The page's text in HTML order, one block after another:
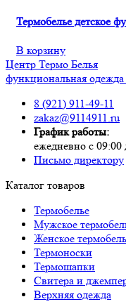
Термобелье детское
В корзину
Центр Термо Белья
функциональная одежда
8 (921) 911-49-11
zakaz@9114911.ru
График работы:
ежедневно с 09:00
Письмо директору
Каталог товаров
Термобелье
Мужское
Женское
Термоноски
Термошапки
Свитера и
Верхняя одежда